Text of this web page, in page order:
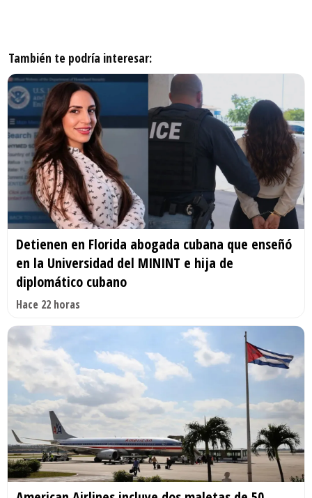
También te podría interesar:
Detienen en Florida abogada cubana que enseñó
en la Universidad del MININT e hija de
diplomático cubano
Hace 22 horas